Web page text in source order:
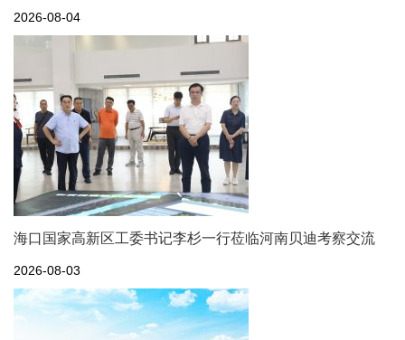
2026-08-04
海口国家高新区工委书记李杉一行莅临河南贝迪考察交流
2026-08-03